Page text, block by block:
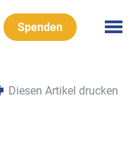
Spenden
Diesen Artikel drucken